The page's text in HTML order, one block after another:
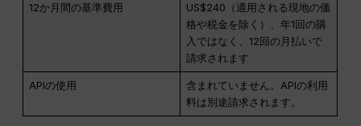
12か月間の基準費用
US$240（適用される現地の価
格や税金を除く）、年1回の購
入ではなく、12回の月払いで
請求されます
APIの使用
含まれていません。APIの利用
料は別途請求されます。